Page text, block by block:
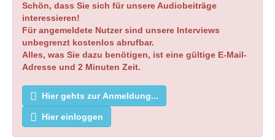
Schön, dass Sie sich für unsere Audiobeiträge
interessieren!
Für angemeldete Nutzer sind unsere Interviews
unbegrenzt kostenlos abrufbar.
Alles, was Sie dazu benötigen, ist eine gültige E-Mail-
Adresse und 2 Minuten Zeit.
Hier gehts zur Anmeldung...
Hier einloggen